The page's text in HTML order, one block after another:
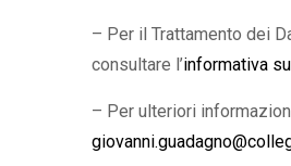
– Per il Trattamento dei
consultare l’informativa
– Per ulteriori